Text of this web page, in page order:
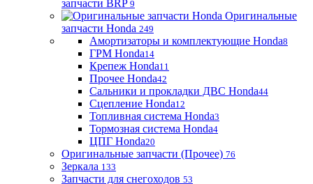
запчасти BRP 9
Оригинальные
запчасти Honda 249
Амортизаторы и комплектующие Honda8
ГРМ Honda14
Крепеж Honda11
Прочее Honda42
Сальники и прокладки ДВС Honda44
Сцепление Honda12
Топливная система Honda3
Тормозная система Honda4
ЦПГ Honda20
Оригинальные запчасти (Прочее) 76
Зеркала 133
Запчасти для снегоходов 53